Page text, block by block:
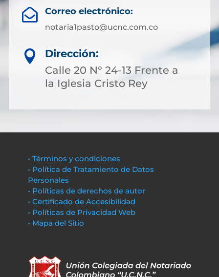
 Correo electrónico:
notaria1pasto@ucnc.com.co

Dirección:
Calle 20 N° 24-13 Frente a
la Iglesia Cristo Rey
• Términos y condiciones
• Política de Tratamiento de Datos
Personales
• Políticas de derechos de autor
• Certificado de Accesibilidad
• Políticas de Privacidad Web
• Mapa del Sitio